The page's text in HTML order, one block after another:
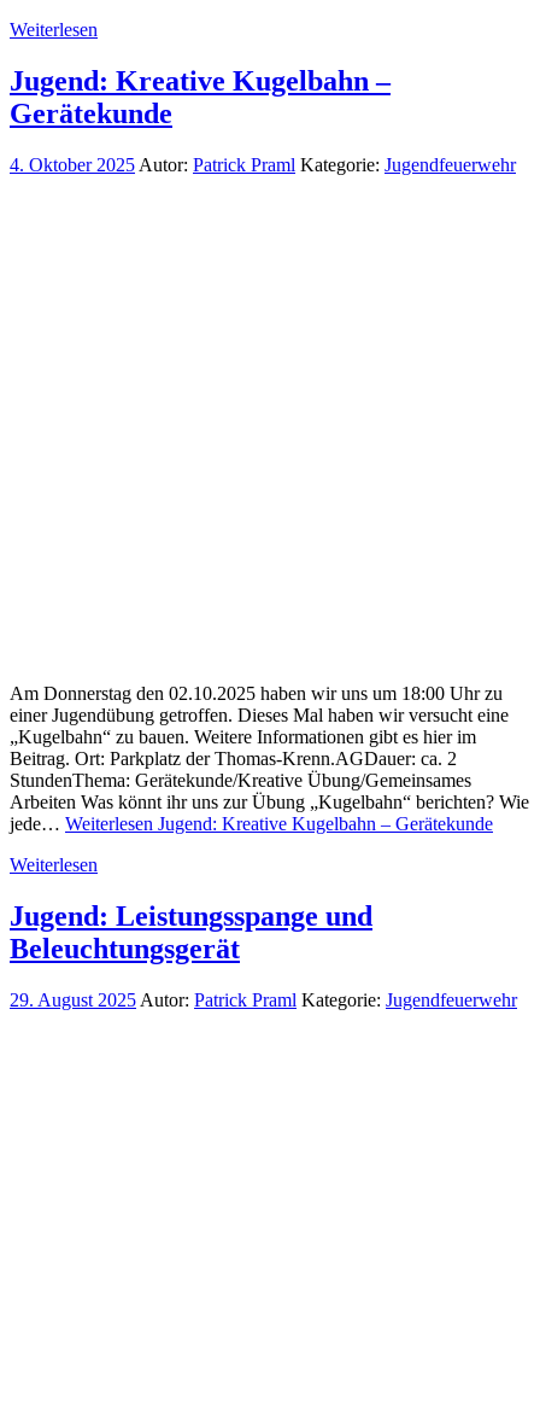
Weiterlesen
Jugend: Kreative Kugelbahn –
Gerätekunde
4. Oktober 2025 Autor: Patrick Praml Kategorie: Jugendfeuerwehr
Am Donnerstag den 02.10.2025 haben wir uns um 18:00 Uhr zu
einer Jugendübung getroffen. Dieses Mal haben wir versucht eine
„Kugelbahn“ zu bauen. Weitere Informationen gibt es hier im
Beitrag. Ort: Parkplatz der Thomas-Krenn.AGDauer: ca. 2
StundenThema: Gerätekunde/Kreative Übung/Gemeinsames
Arbeiten Was könnt ihr uns zur Übung „Kugelbahn“ berichten? Wie
jede… Weiterlesen Jugend: Kreative Kugelbahn – Gerätekunde
Weiterlesen
Jugend: Leistungsspange und
Beleuchtungsgerät
29. August 2025 Autor: Patrick Praml Kategorie: Jugendfeuerwehr